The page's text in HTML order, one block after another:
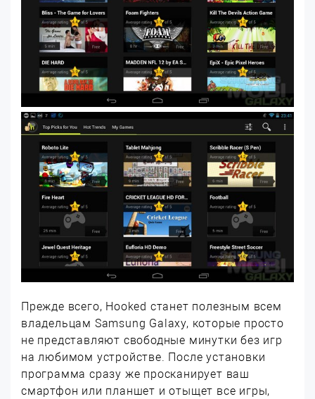
Прежде всего, Hooked станет полезным всем
владельцам Samsung Galaxy, которые просто
не представляют свободные минутки без игр
на любимом устройстве. После установки
программа сразу же просканирует ваш
смартфон или планшет и отыщет все игры,